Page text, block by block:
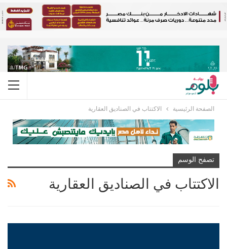
الصفحة الرئيسية الاكتتاب في الصناديق العقارية
تصفح الوسم
الاكتتاب في الصناديق العقارية